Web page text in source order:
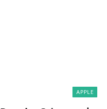
APPLE